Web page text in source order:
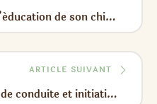
À quel âge commencer l’éducation de son chiot ?
ARTICLE SUIVANT
Chien de troupeau : instinct de conduite et initiation